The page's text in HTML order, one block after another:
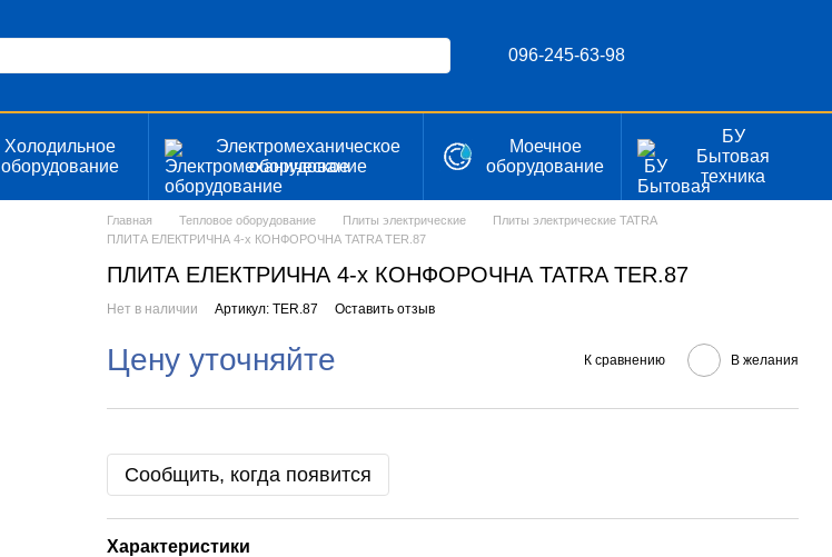
096-245-63-98
Холодильное
оборудование
Электромеханическое
оборудование
Моечное
оборудование
БУ
Бытовая
техника
Главная Тепловое оборудование Плиты электрические
Плиты электрические TATRA
ПЛИТА ЕЛЕКТРИЧНА 4-х КОНФОРОЧНА TATRA TER.87
ПЛИТА ЕЛЕКТРИЧНА 4-х КОНФОРОЧНА TATRA TER.87
Нет в наличии Артикул: TER.87 Оставить отзыв
Цену уточняйте К сравнению В желания
Сообщить, когда появится
Характеристики